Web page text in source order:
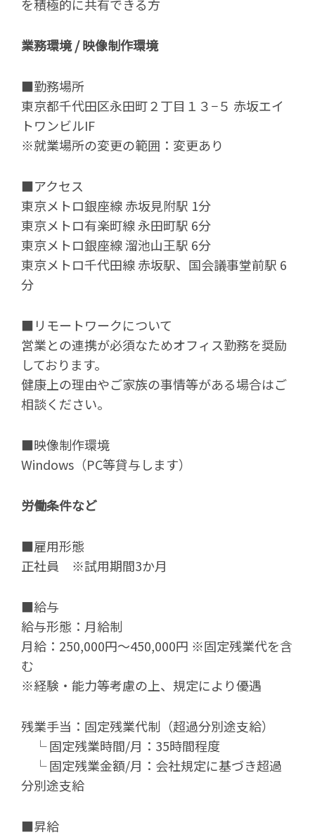
を積極的に共有できる方
業務環境 / 映像制作環境
■勤務場所
東京都千代田区永田町２丁目１３−５ 赤坂エイ
トワンビルIF
※就業場所の変更の範囲：変更あり
■アクセス
東京メトロ銀座線 赤坂見附駅 1分
東京メトロ有楽町線 永田町駅 6分
東京メトロ銀座線 溜池山王駅 6分
東京メトロ千代田線 赤坂駅、国会議事堂前駅 6
分
■リモートワークについて
営業との連携が必須なためオフィス勤務を奨励
しております。
健康上の理由やご家族の事情等がある場合はご
相談ください。
■映像制作環境
Windows（PC等貸与します）
労働条件など
■雇用形態
正社員 ※試用期間3か月
■給与
給与形態：月給制
月給：250,000円～450,000円 ※固定残業代を含
む
※経験・能力等考慮の上、規定により優遇
残業手当：固定残業代制（超過分別途支給）
└ 固定残業時間/月：35時間程度
└ 固定残業金額/月：会社規定に基づき超過
分別途支給
■昇給